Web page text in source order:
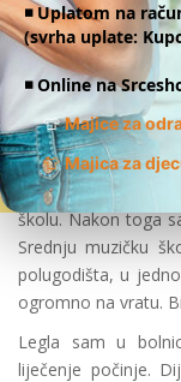
◾️ Uplatom na
(svrha uplate:
◾️ Online na
👕Majice za
👕Majica za
Nejra
I ja sam mladiCa
Zovem se Nejra
Završila sam
školu. Nakon toga
Srednju muzičku
polugodišta, u
ogromno na vratu.
Legla sam u
liječenje počinje.